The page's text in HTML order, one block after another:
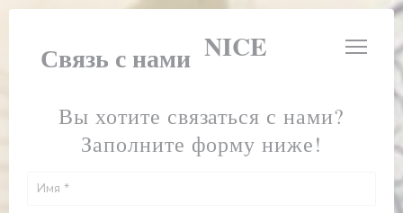
Панель управления cookies
LE BOUCHON NICE
Связь с нами
Вы хотите связаться с нами?
Заполните форму ниже!